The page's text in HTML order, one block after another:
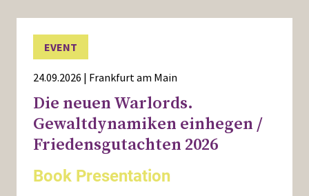
EVENT
24.09.2026 | Frankfurt am Main
Die neuen Warlords.
Gewaltdynamiken einhegen /
Friedensgutachten 2026
Book Presentation